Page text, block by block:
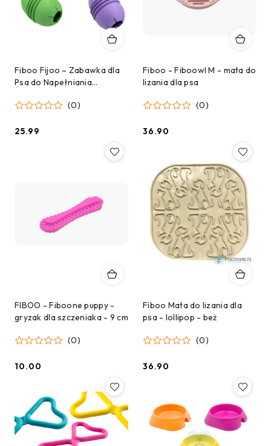
Fiboo Fijoo – Zabawka dla
Psa do Napełniania
(0)
Cena:
25.99
Fiboo - Fiboowl M - mata do
lizania dla psa
(0)
Cena:
36.90
FIBOO - Fiboone puppy -
gryzak dla szczeniaka - 9 cm
(0)
Cena:
10.00
Fiboo Mata do lizania dla
psa - lollipop - beż
(0)
Cena:
36.90